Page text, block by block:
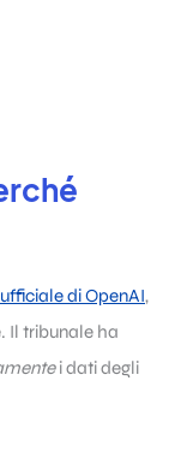
di OpenAI,
Il tribunale ha
i dati degli